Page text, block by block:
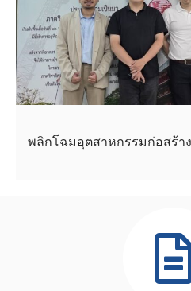
พลิกโฉมอุตสาหกรรมก่อสร้า